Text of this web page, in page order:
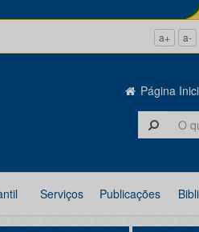
a+ a-
Página
Serviços Publicações